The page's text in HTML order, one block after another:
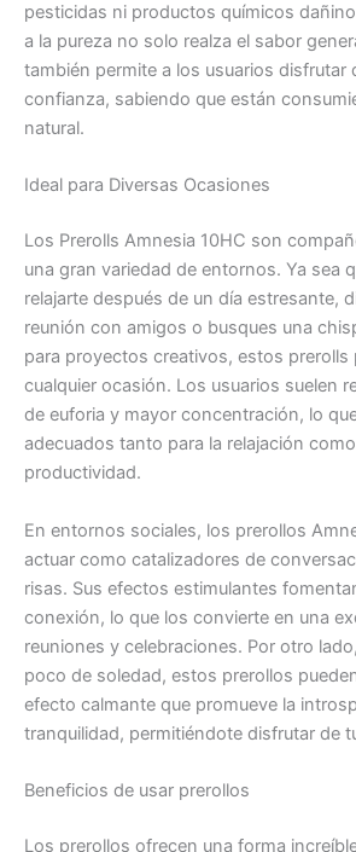
pesticidas ni productos químicos
a la pureza no solo realza el sabor
también permite a los usuarios disfrutar
confianza, sabiendo que están
natural.
Ideal para Diversas Ocasiones
Los Prerolls Amnesia 10HC son
una gran variedad de entornos. Ya sea
relajarte después de un día estresante,
reunión con amigos o busques una
para proyectos creativos, estos prerolls
cualquier ocasión. Los usuarios suelen
de euforia y mayor concentración, lo
adecuados tanto para la relajación
productividad.
En entornos sociales, los prerollos
actuar como catalizadores de
risas. Sus efectos estimulantes
conexión, lo que los convierte en una
reuniones y celebraciones. Por otro
poco de soledad, estos prerollos
efecto calmante que promueve la
tranquilidad, permitiéndote disfrutar de
Beneficios de usar prerollos
Los prerollos ofrecen una forma